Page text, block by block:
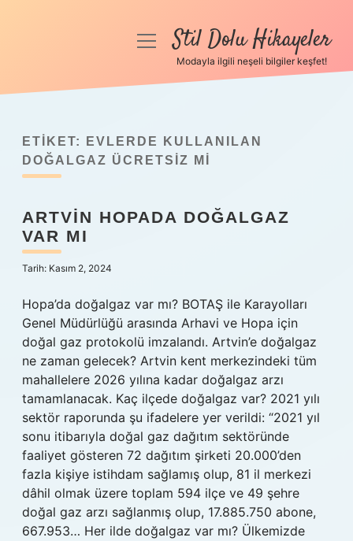
Anasayfa
Yasal Uyarı
menüyüStil Dolu Hikayeler
Modayla ilgili neşeli bilgiler keşfet!
ETIKET:
EVLERDE KULLANILAN
DOĞALGAZ ÜCRETSIZ MI
ARTVIN HOPADA DOĞALGAZ
VAR MI
Tarih: Kasım 2, 2024
Hopa’da doğalgaz var mı? BOTAŞ ile Karayolları
Genel Müdürlüğü arasında Arhavi ve Hopa için
doğal gaz protokolü imzalandı. Artvin’e doğalgaz
ne zaman gelecek? Artvin kent merkezindeki tüm
mahallelere 2026 yılına kadar doğalgaz arzı
tamamlanacak. Kaç ilçede doğalgaz var? 2021 yılı
sektör raporunda şu ifadelere yer verildi: “2021 yıl
sonu itibarıyla doğal gaz dağıtım sektöründe
faaliyet gösteren 72 dağıtım şirketi 20.000’den
fazla kişiye istihdam sağlamış olup, 81 il merkezi
dâhil olmak üzere toplam 594 ilçe ve 49 şehre
doğal gaz arzı sağlanmış olup, 17.885.750 abone,
667.953… Her ilde doğalgaz var mı? Ülkemizde